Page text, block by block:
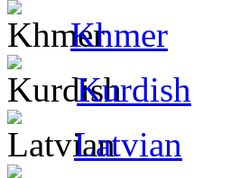
Khmer
Kurdish
Latvian